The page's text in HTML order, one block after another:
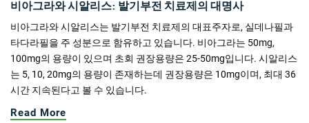
비아그라와 시알리스: 발기부전 치료제의 대명사
비아그라와 시알리스는 발기부전 치료제의 대표주자로, 실데나필과
타다라필을 주 성분으로 함유하고 있습니다. 비아그라는 50mg,
100mg의 용량이 있으며 초회 권장용량은 25-50mg입니다. 시알리스
는 5, 10, 20mg의 용량이 존재하는데 권장용량은 10mg이며, 최대 36
시간 지속된다고 볼 수 있습니다.
Read More